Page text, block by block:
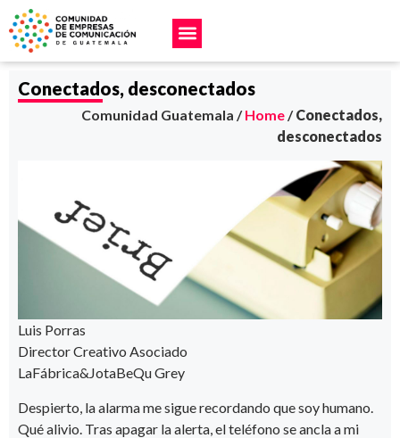
Conectados, desconectados
Comunidad Guatemala /Home/Conectados,
desconectados
Luis Porras
Director Creativo Asociado
LaFábrica&JotaBeQu Grey
Despierto, la alarma me sigue recordando que soy humano.
Qué alivio. Tras apagar la alerta, el teléfono se ancla a mi